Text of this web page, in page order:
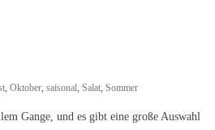
, Oktober, saisonal, Salat, Sommer
Gange, und es gibt eine große Auswahl